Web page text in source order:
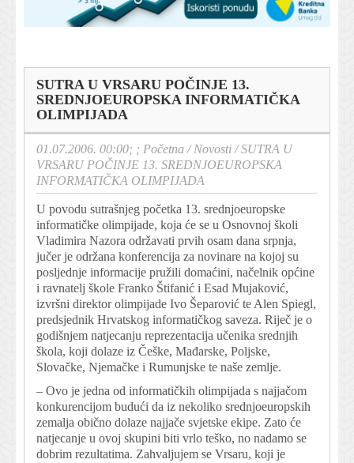
SUTRA U VRSARU POČINJE 13.
SREDNJOEUROPSKA INFORMATIČKA
OLIMPIJADA
01.07.2006. 00:00; ; Početna /Novosti /SUTRA U
VRSARU POČINJE 13. SREDNJOEUROPSKA
INFORMATIČKA OLIMPIJADA
U povodu sutrašnjeg početka 13. srednjoeuropske
informatičke olimpijade, koja će se u Osnovnoj školi
Vladimira Nazora održavati prvih osam dana srpnja,
jučer je održana konferencija za novinare na kojoj su
posljednje informacije pružili domaćini, načelnik općine
i ravnatelj škole Franko Štifanić i Esad Mujaković,
izvršni direktor olimpijade Ivo Šeparović te Alen Spiegl,
predsjednik Hrvatskog informatičkog saveza. Riječ je o
godišnjem natjecanju reprezentacija učenika srednjih
škola, koji dolaze iz Češke, Mađarske, Poljske,
Slovačke, Njemačke i Rumunjske te naše zemlje.
– Ovo je jedna od informatičkih olimpijada s najjačom
konkurencijom budući da iz nekoliko srednjoeuropskih
zemalja obično dolaze najjače svjetske ekipe. Zato će
natjecanje u ovoj skupini biti vrlo teško, no nadamo se
dobrim rezultatima. Zahvaljujem se Vrsaru, koji je